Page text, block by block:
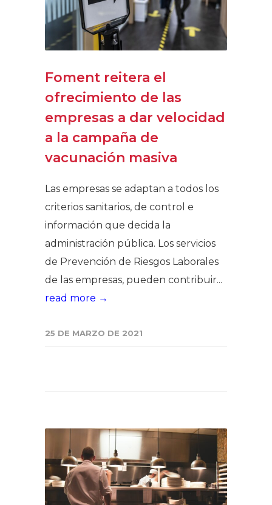
Foment reitera el
ofrecimiento de las
empresas a dar velocidad
a la campaña de
vacunación masiva
Las empresas se adaptan a todos los
criterios sanitarios, de control e
información que decida la
administración pública. Los servicios
de Prevención de Riesgos Laborales
de las empresas, pueden contribuir...
read more →
25 DE MARZO DE 2021